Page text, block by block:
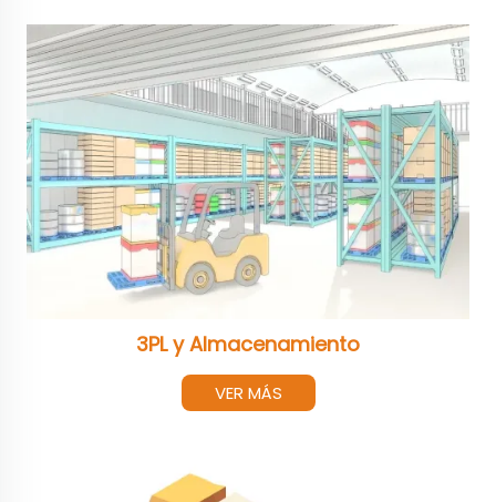
3PL y Almacenamiento
VER MÁS